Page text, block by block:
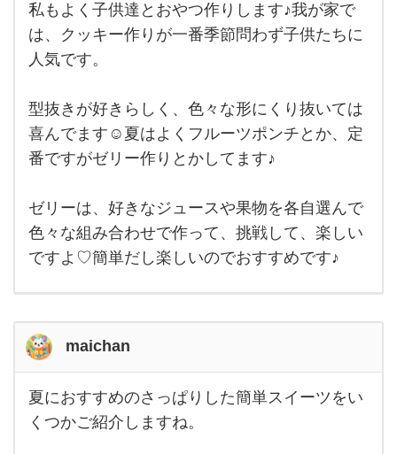
私も
よく
子供
達と
りし
ます
♪我
が家
で
キー
作り
が一
番季
節問
私もよく子供達とおやつ作りします♪我が家で
は、クッキー作りが一番季節問わず子供たちに
人気です。
型抜きが好きらしく、色々な形にくり抜いては
喜んでます☺︎夏はよくフルーツポンチとか、定
番ですがゼリー作りとかしてます♪
ゼリーは、好きなジュースや果物を各自選んで
色々な組み合わせで作って、挑戦して、楽しい
ですよ♡簡単だし楽しいのでおすすめです♪
maichan
夏に
おす
すめ
夏におすすめのさっぱりした簡単スイーツをい
くつかご紹介しますね。